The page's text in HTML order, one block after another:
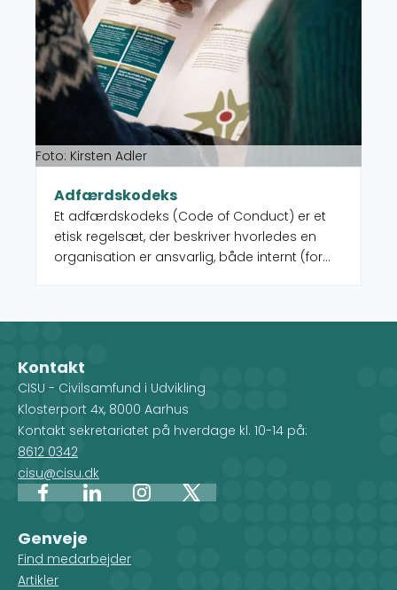
Foto: Kirsten Adler
Adfærdskodeks
Et adfærdskodeks (Code of Conduct) er et
etisk regelsæt, der beskriver hvorledes en
organisation er ansvarlig, både internt (for
m.fl.). Det er den mest almindelige politik i en
organisationens principper, standarder og
de moralske og etiske forventninger som
ansatte, frivillige og tredjeparter skal efterleve,
når de interagerer med eller på vegne af
organisationen.
Kontakt
CISU - Civilsamfund i Udvikling
Klosterport 4x, 8000 Aarhus
Kontakt sekretariatet på hverdage kl. 10-14 på:
8612 0342
cisu@cisu.dk
FacebookLinkedInInstagram
X
Genveje
Find medarbejder
Artikler